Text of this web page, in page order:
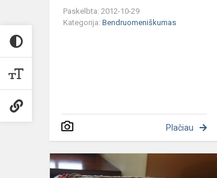
Paskelbta: 2012-10-29
Kategorija: Bendruomeniškumas
Plačiau